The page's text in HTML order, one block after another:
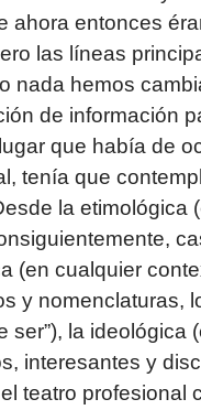
ahora entonces
las líneas
nada hemos
de información
que había de
tenía que
la etimológica
(en cualquier
y nomenclaturas,
ser”), la ideológica
interesantes y
teatro profesional